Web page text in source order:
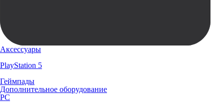
Аксессуары
PlayStation 5
Геймпады
Дополнительное оборудование
PC